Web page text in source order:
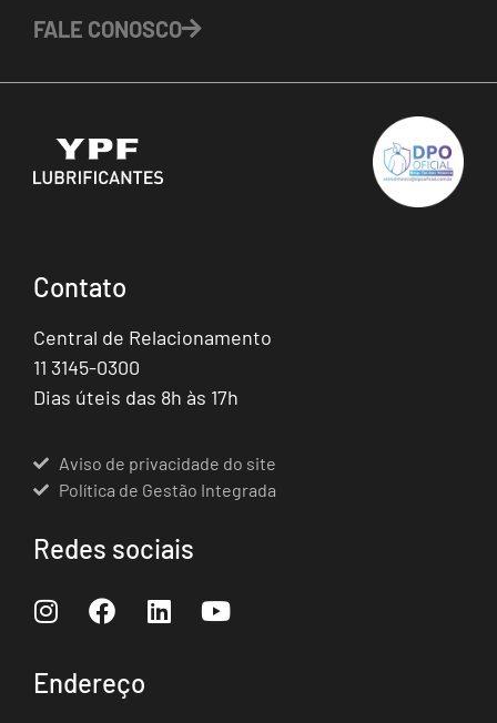
FALE CONOSCO
Contato
Central de Relacionamento
11 3145-0300
Dias úteis das 8h às 17h
Aviso de privacidade do site
Política de Gestão Integrada
Redes sociais
Endereço